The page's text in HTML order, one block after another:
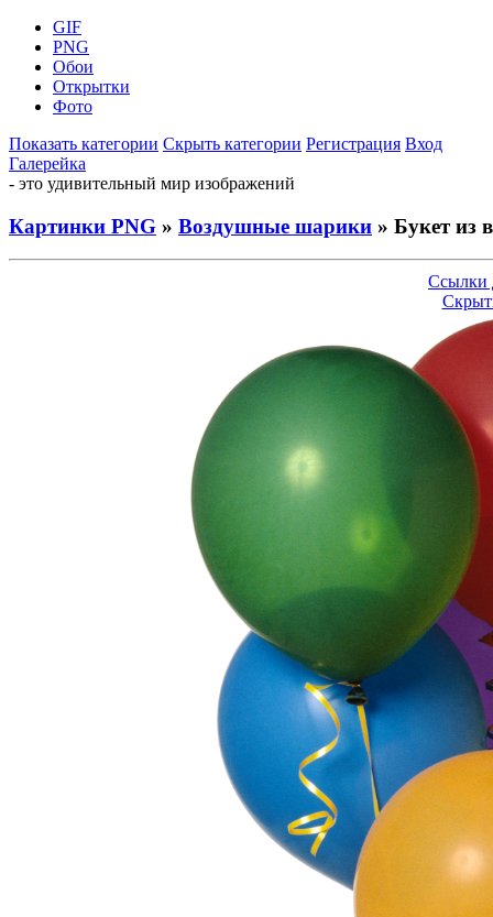
GIF
PNG
Обои
Открытки
Фото
Показать категории Скрыть категории Регистрация Вход
Галерейка
- это удивительный мир изображений
Картинки PNG » Воздушные шарики » Букет из
Ссылки